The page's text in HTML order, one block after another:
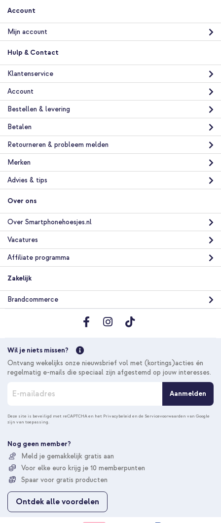
Account
Mijn account
Hulp & Contact
Klantenservice
Account
Bestellen & levering
Betalen
Retourneren & probleem melden
Merken
Advies & tips
Over ons
Over Smartphonehoesjes.nl
Vacatures
Affiliate programma
Zakelijk
Brandcommerce
Wil je niets missen?
Ontvang wekelijks onze nieuwsbrief vol met (kortings)acties én
regelmatig e-mails die speciaal zijn afgestemd op jouw interesses.
n
n
e
u
o
p
z
Aanmelden
Deze site is beveiligd met reCAPTCHA en het Privacybeleid en de Servicevoorwaarden van Google
zijn van toepassing.
Nog geen member?
Meld je gemakkelijk gratis aan
Voor elke euro krijg je 10 memberpunten
Spaar voor gratis producten
Ontdek alle voordelen